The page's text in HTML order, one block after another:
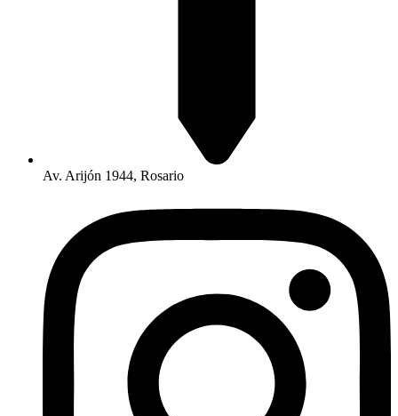
Av. Arijón 1944, Rosario